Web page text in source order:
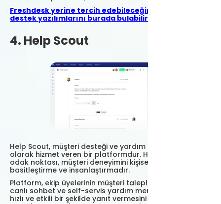
Freshdesk yerine tercih edebileceğiniz müşteri
destek yazılımlarını burada bulabilirsiniz.
4. Help Scout
Help Scout, müşteri desteği ve yardım masası yazılımı
olarak hizmet veren bir platformdur. Help Scout'un
odak noktası, müşteri deneyimini kişiselleştirme,
basitleştirme ve insanlaştırmadır.
Platform, ekip üyelerinin müşteri taleplerine e-posta,
canlı sohbet ve self-servis yardım merkezi aracılığıyla
hızlı ve etkili bir şekilde yanıt vermesini sağlar. Ayrıca,